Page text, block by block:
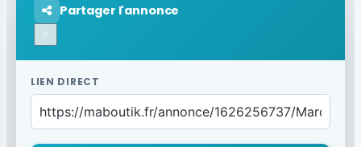
Partager l'annonce
LIEN DIRECT